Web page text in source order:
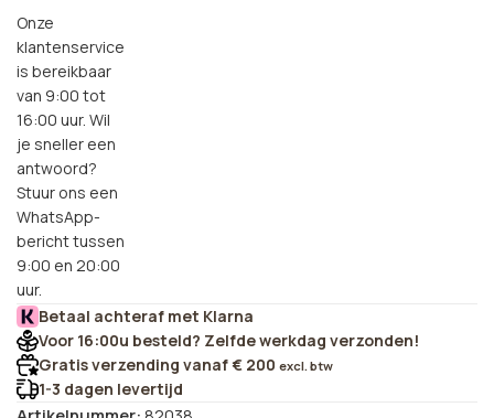
Onze
klantenservice
is bereikbaar
van 9:00 tot
16:00 uur. Wil
je sneller een
antwoord?
Stuur ons een
WhatsApp-
bericht tussen
9:00 en 20:00
uur.
Betaal achteraf met Klarna
Voor 16:00u besteld? Zelfde werkdag verzonden!
Gratis verzending vanaf € 200 excl. btw
1-3 dagen levertijd